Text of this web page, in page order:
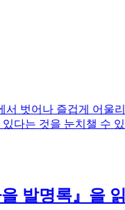
벗어나 즐겁게 어울
다는 것을 눈치챌 수
발명록』을